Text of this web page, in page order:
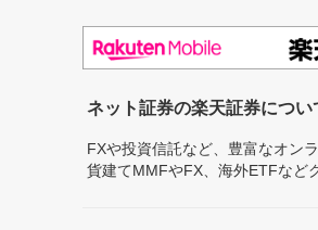
ネット証券の楽天証券につい
FXや投資信託など、豊富なオン
貨建てMMFやFX、海外ETFなど